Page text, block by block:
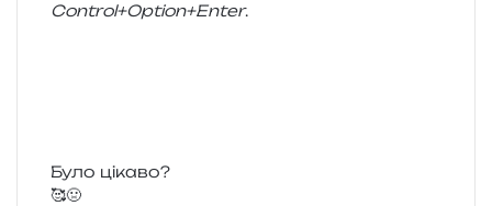
Control+Option+Enter.
Було цікаво?
🥰🤢